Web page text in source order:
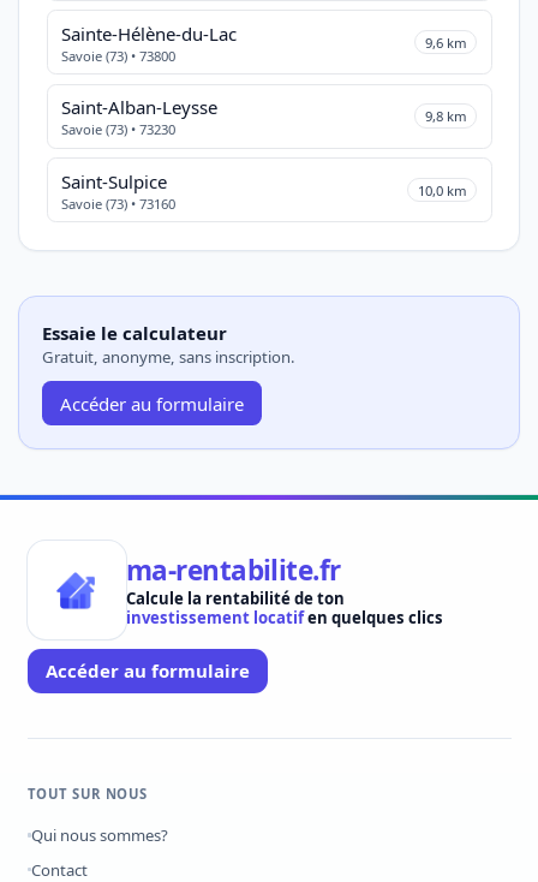
Sainte-Hélène-du-Lac
Savoie (73) • 73800
9,6 km
Saint-Alban-Leysse
Savoie (73) • 73230
9,8 km
Saint-Sulpice
Savoie (73) • 73160
10,0 km
Essaie le calculateur
Gratuit, anonyme, sans inscription.
Accéder au formulaire
ma-rentabilite.fr
Calcule la rentabilité de ton
investissement locatifen quelques clics
Accéder au formulaire
TOUT SUR NOUS
Qui nous sommes?
Contact